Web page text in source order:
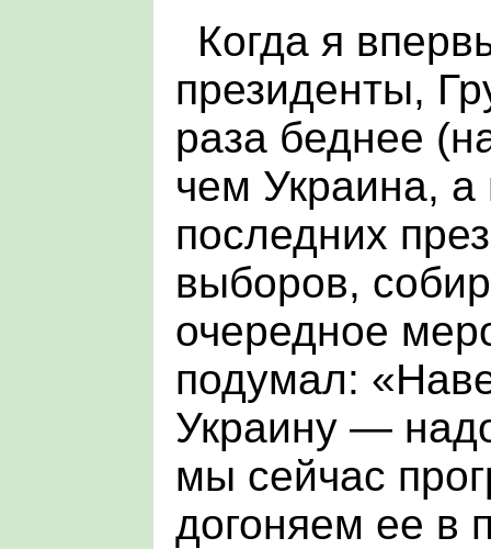
Когда я
президенты,
раза беднее
чем Украина,
последних
выборов,
очередное
подумал:
Украину —
мы сейчас
догоняем ее в